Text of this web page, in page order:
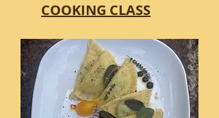
COOKING CLASS